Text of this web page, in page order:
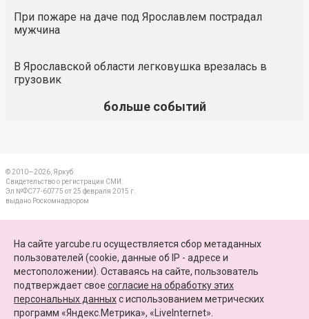
При пожаре на даче под Ярославлем пострадал
мужчина
В Ярославской области легковушка врезалась в
грузовик
больше событий
© 2010—2026, Яркуб
Свидетельство о регистрации СМИ:
Эл №ФС77-60775 от 25 февраля 2015 г.
выдано Роскомнадзором
ПАРТНЕРЫ
КАРТА САЙТА
+7 (4852) 64-15-52
На сайте yarcube.ru осуществляется сбор метаданных
пользователей (cookie, данные об IP - адресе и
местоположении). Оставаясь на сайте, пользователь
подтверждает свое согласие на обработку этих
персональных данныхc использованием метрических
программ «Яндекс.Метрика», «LiveInternet».